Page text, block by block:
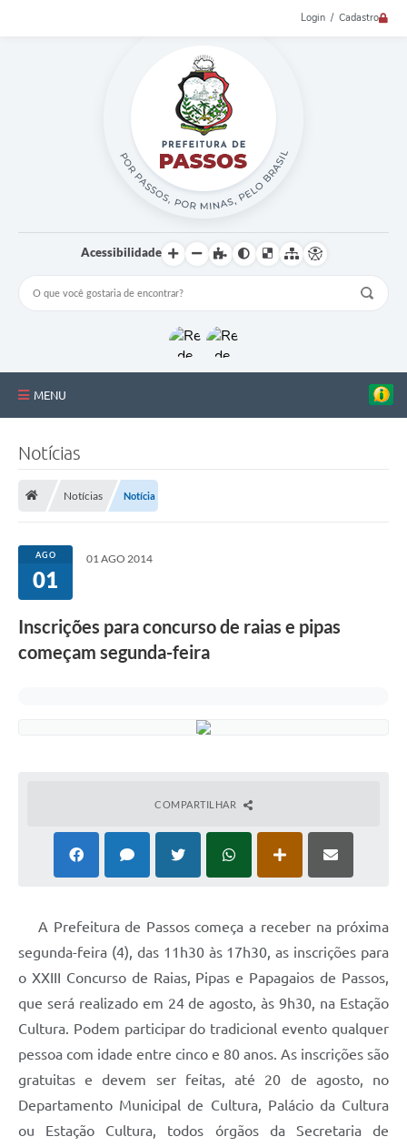
Login / Cadastro
Acessibilidade
MENU
Estrutura Administrativa
Galeria de Fotos
Notícias
Notícias Notícia
AGO
01
01 AGO 2014
Inscrições para concurso de raias e pipas
começam segunda-feira
COMPARTILHAR
A Prefeitura de Passos começa a receber na próxima
segunda-feira (4), das 11h30 às 17h30, as inscrições para
o XXIII Concurso de Raias, Pipas e Papagaios de Passos,
que será realizado em 24 de agosto, às 9h30, na Estação
Cultura. Podem participar do tradicional evento qualquer
pessoa com idade entre cinco e 80 anos. As inscrições são
gratuitas e devem ser feitas, até 20 de agosto, no
Departamento Municipal de Cultura, Palácio da Cultura
ou Estação Cultura, todos órgãos da Secretaria de